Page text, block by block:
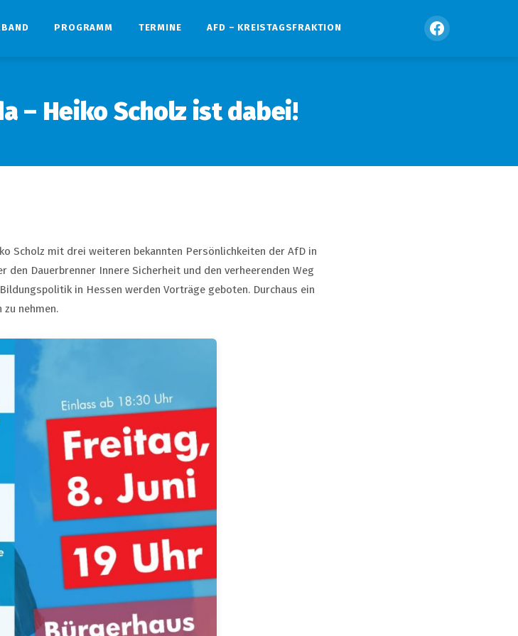
PROGRAMM TERMINE AFD – KREISTAGSFRAKTION
– Heiko Scholz ist dabei!
Scholz mit drei weiteren bekannten Persönlichkeiten der AfD in
den Dauerbrenner Innere Sicherheit und den verheerenden Weg
in Hessen werden Vorträge geboten. Durchaus ein
zu nehmen.